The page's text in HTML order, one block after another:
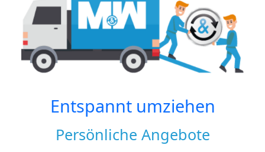
Entspannt umziehen
Persönliche Angebote